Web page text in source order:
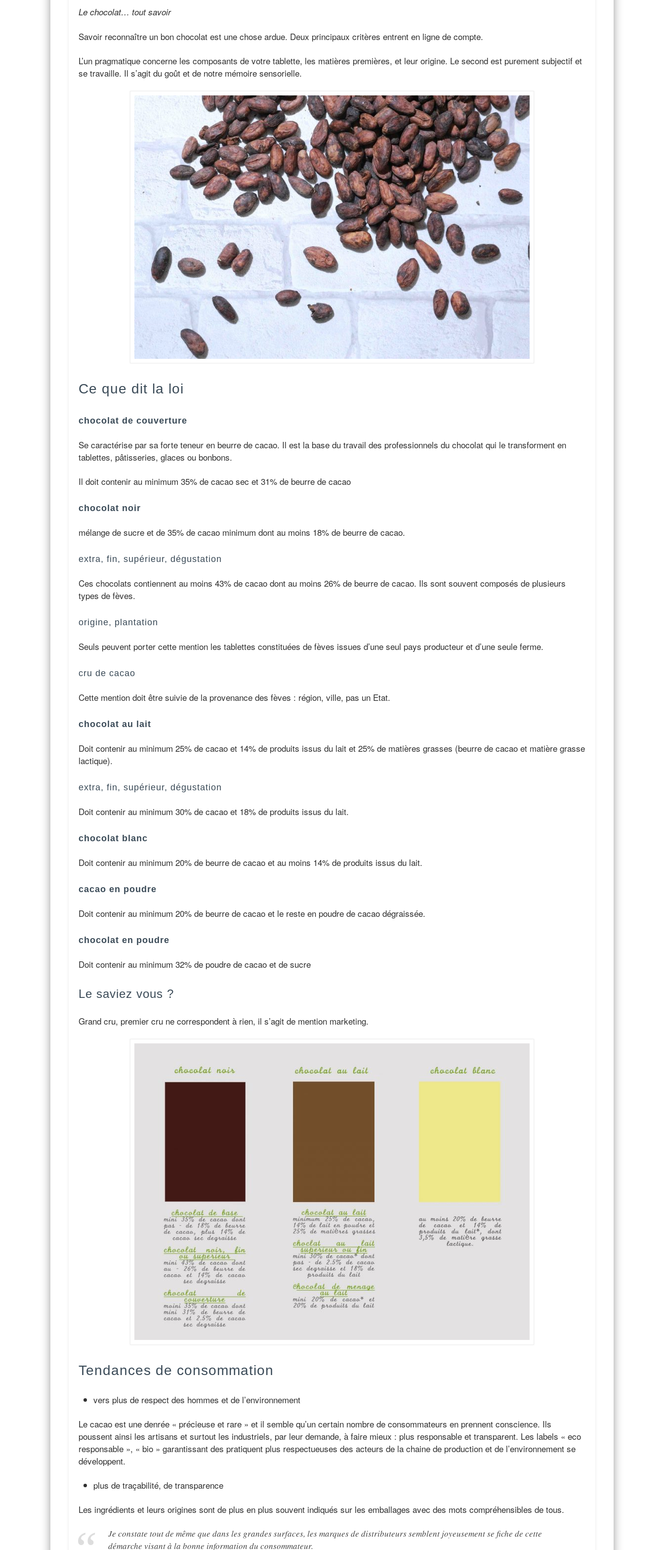
Le chocolat… tout savoir
Savoir reconnaître un bon chocolat est une chose ardue. Deux principaux critères entrent en ligne de compte.
L’un pragmatique concerne les composants de votre tablette, les matières premières, et leur origine. Le second est purement subjectif et
se travaille. Il s’agit du goût et de notre mémoire sensorielle.
Ce que dit la loi
chocolat de couverture
Se caractérise par sa forte teneur en beurre de cacao. Il est la base du travail des professionnels du chocolat qui le transforment en
tablettes, pâtisseries, glaces ou bonbons.
Il doit contenir au minimum 35% de cacao sec et 31% de beurre de cacao
chocolat noir
mélange de sucre et de 35% de cacao minimum dont au moins 18% de beurre de cacao.
extra, fin, supérieur, dégustation
Ces chocolats contiennent au moins 43% de cacao dont au moins 26% de beurre de cacao. Ils sont souvent composés de plusieurs
types de fèves.
origine, plantation
Seuls peuvent porter cette mention les tablettes constituées de fèves issues d’une seul pays producteur et d’une seule ferme.
cru de cacao
Cette mention doit être suivie de la provenance des fèves : région, ville, pas un Etat.
chocolat au lait
Doit contenir au minimum 25% de cacao et 14% de produits issus du lait et 25% de matières grasses (beurre de cacao et matière grasse
lactique).
extra, fin, supérieur, dégustation
Doit contenir au minimum 30% de cacao et 18% de produits issus du lait.
chocolat blanc
Doit contenir au minimum 20% de beurre de cacao et au moins 14% de produits issus du lait.
cacao en poudre
Doit contenir au minimum 20% de beurre de cacao et le reste en poudre de cacao dégraissée.
chocolat en poudre
Doit contenir au minimum 32% de poudre de cacao et de sucre
Le saviez vous ?
Grand cru, premier cru ne correspondent à rien, il s’agit de mention marketing.
Tendances de consommation
vers plus de respect des hommes et de l’environnement
Le cacao est une denrée « précieuse et rare » et il semble qu’un certain nombre de consommateurs en prennent conscience. Ils
poussent ainsi les artisans et surtout les industriels, par leur demande, à faire mieux : plus responsable et transparent. Les labels « eco
responsable », « bio » garantissant des pratiquent plus respectueuses des acteurs de la chaine de production et de l’environnement se
développent.
plus de traçabilité, de transparence
Les ingrédients et leurs origines sont de plus en plus souvent indiqués sur les emballages avec des mots compréhensibles de tous.
Je constate tout de même que dans les grandes surfaces, les marques de distributeurs semblent joyeusement se fiche de cette
démarche visant à la bonne information du consommateur.